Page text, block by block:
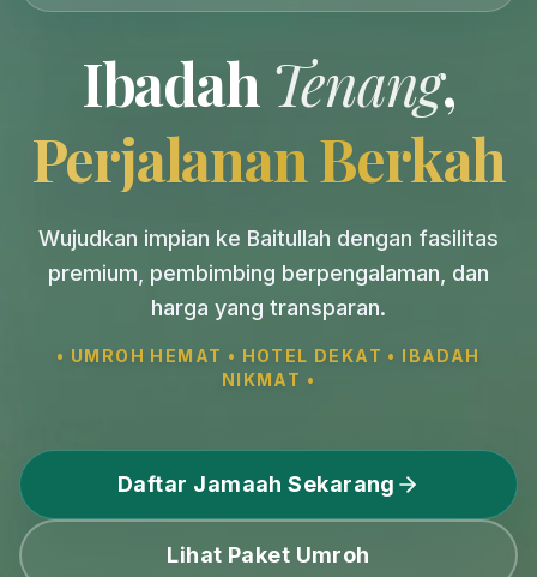
Ibadah Tenang,
Perjalanan Berkah
Wujudkan impian ke Baitullah dengan fasilitas
premium, pembimbing berpengalaman, dan
harga yang transparan.
• UMROH HEMAT • HOTEL DEKAT • IBADAH
NIKMAT •
Daftar Jamaah Sekarang
Lihat Paket Umroh